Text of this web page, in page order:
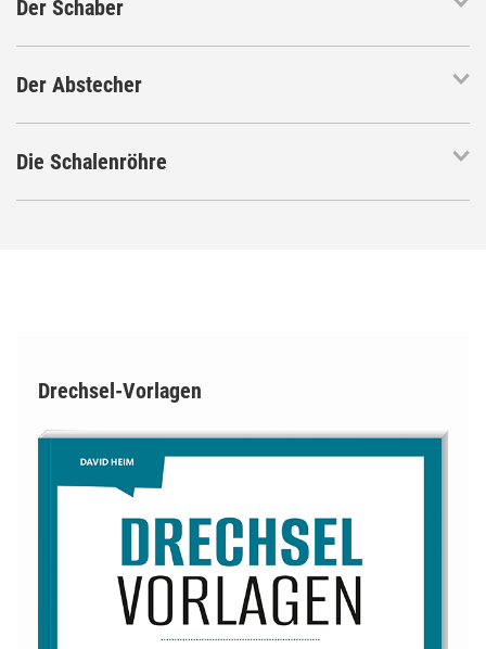
Der Schaber
Der Abstecher
Die Schalenröhre
Drechsel-Vorlagen